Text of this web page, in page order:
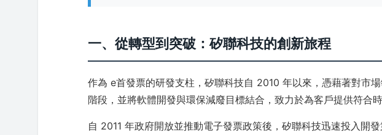
一、從轉型到突破：矽聯科技的創新旅程
作為 e首發票的研發支柱，矽聯科技自 2010 年以來，憑藉著對市
階段，並將軟體開發與環保減廢目標結合，致力於為客戶提供符合
自 2011 年政府開放並推動電子發票政策後，矽聯科技迅速投入開